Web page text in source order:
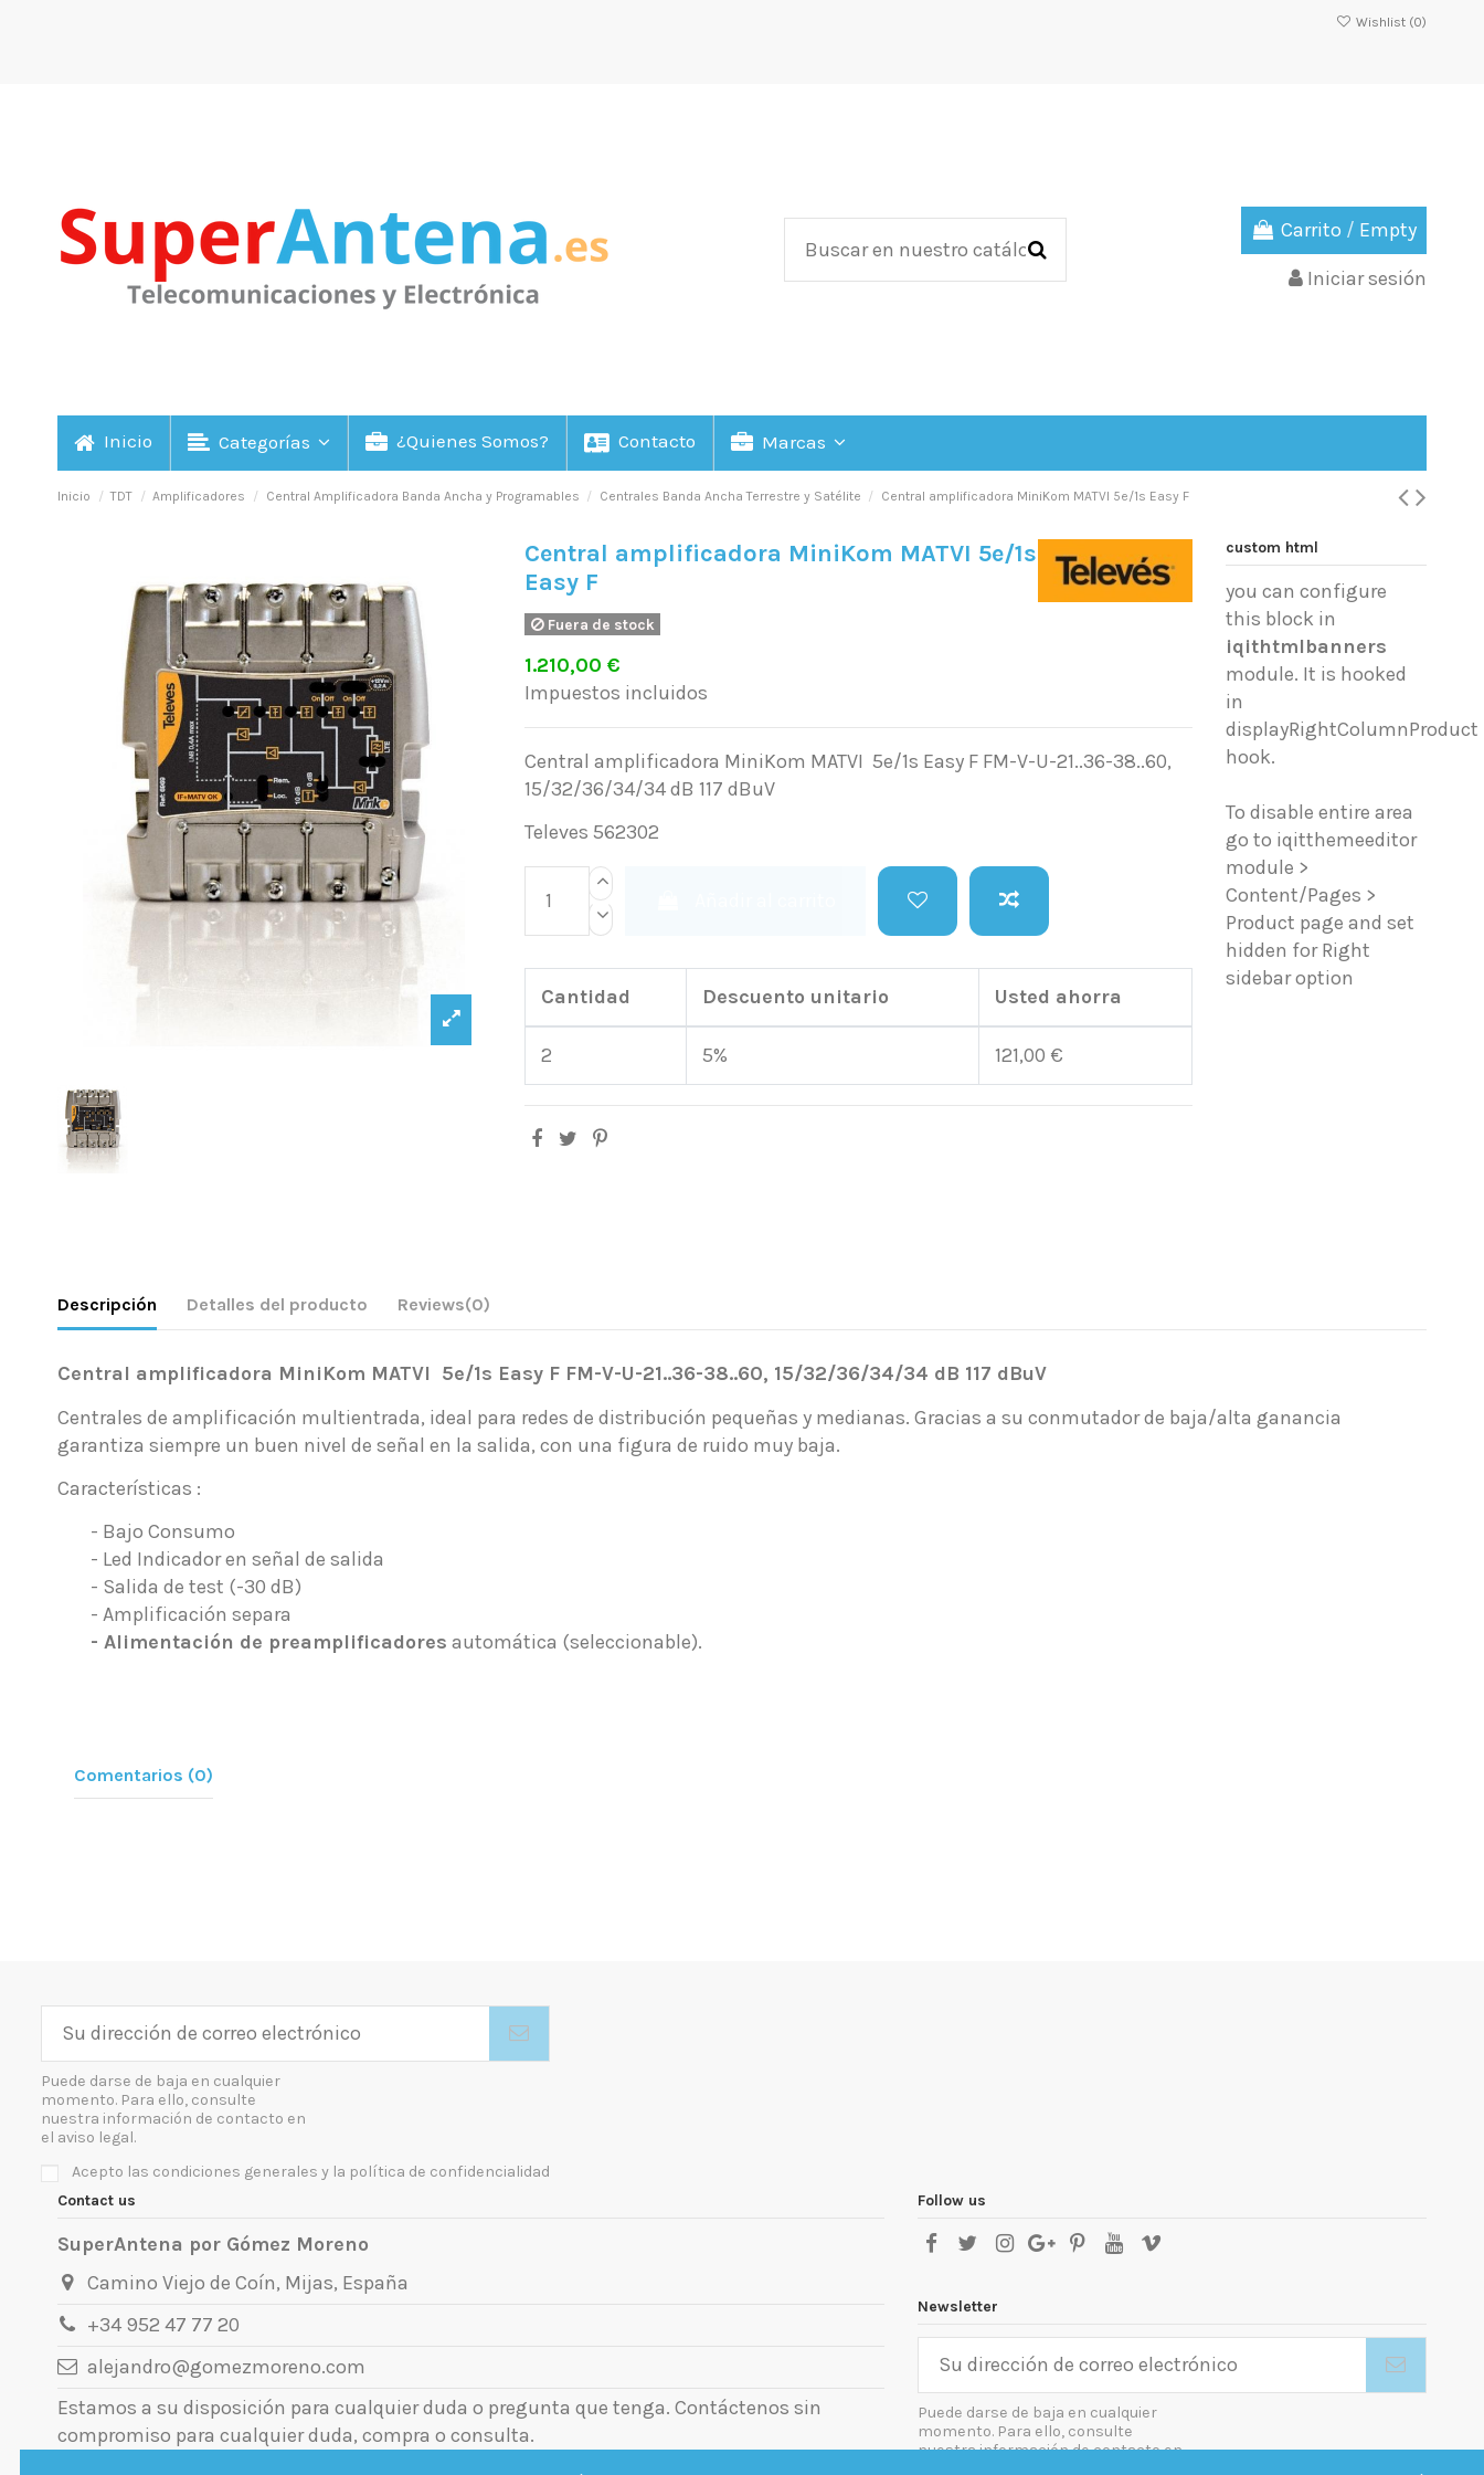
Wishlist (0)
Carrito / Empty
Iniciar sesión
Inicio Categorías ¿Quienes Somos? Contacto Marcas
Inicio TDT Amplificadores Central Amplificadora Banda Ancha y Programables Centrales Banda Ancha Terrestre y Satélite Central amplificadora MiniKom MATVI 5e/1s Easy F
Central amplificadora MiniKom MATVI 5e/1s
Easy F
Fuera de stock
1.210,00 €
Impuestos incluidos
Central amplificadora MiniKom MATVI 5e/1s Easy F FM-V-U-21..36-38..60,
15/32/36/34/34 dB 117 dBuV
Televes 562302
Cantidad Descuento unitario Usted ahorra
2 5% 121,00 €
custom html
you can configure
this block in
iqithtmlbanners
module. It is hooked
in
displayRightColumnProduct
hook.
To disable entire area
go to iqitthemeeditor
module >
Content/Pages >
Product page and set
hidden for Right
sidebar option
Descripción Detalles del producto Reviews(0)
Central amplificadora MiniKom MATVI 5e/1s Easy F FM-V-U-21..36-38..60, 15/32/36/34/34 dB 117 dBuV
Centrales de amplificación multientrada, ideal para redes de distribución pequeñas y medianas. Gracias a su conmutador de baja/alta ganancia
garantiza siempre un buen nivel de señal en la salida, con una figura de ruido muy baja.
Características :
- Bajo Consumo
- Led Indicador en señal de salida
- Salida de test (-30 dB)
- Amplificación separa
- Alimentación de preamplificadores automática (seleccionable).
Comentarios (0)
Puede darse de baja en cualquier
momento. Para ello, consulte
nuestra información de contacto en
el aviso legal.
Acepto las condiciones generales y la política de confidencialidad
Contact us
SuperAntena por Gómez Moreno
Camino Viejo de Coín, Mijas, España
+34 952 47 77 20
alejandro@gomezmoreno.com
Estamos a su disposición para cualquier duda o pregunta que tenga. Contáctenos sin
compromiso para cualquier duda, compra o consulta.
Follow us
Newsletter
Puede darse de baja en cualquier
momento. Para ello, consulte
nuestra información de contacto en